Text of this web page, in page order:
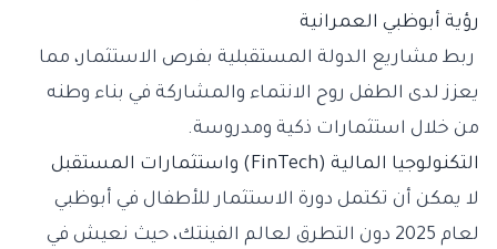
رؤية أبوظبي العمرانية
ربط مشاريع الدولة المستقبلية بفرص الاستثمار، مما
يعزز لدى الطفل روح الانتماء والمشاركة في بناء وطنه
من خلال استثمارات ذكية ومدروسة.
التكنولوجيا المالية (FinTech) واستثمارات المستقبل
لا يمكن أن تكتمل دورة الاستثمار للأطفال في أبوظبي
لعام 2025 دون التطرق لعالم الفينتك، حيث نعيش في